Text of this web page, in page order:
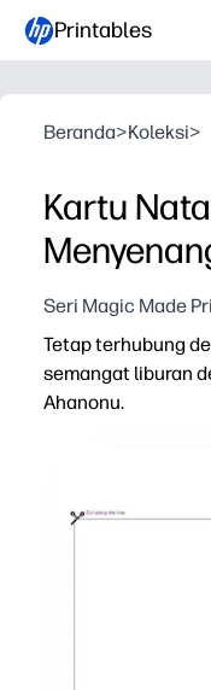
Printables
Beranda>Koleksi>
Kartu
Seri Magic Made
Tetap terhubung
semangat liburan
Ahanonu.